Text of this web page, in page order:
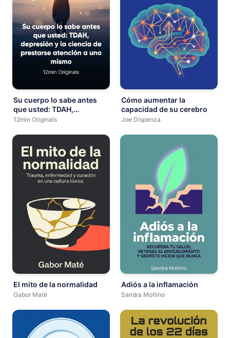
Su cuerpo lo sabe antes
que usted: TDAH,
depresión y la ciencia de
mismo
12min Originals
Cómo aumentar la
capacidad de su cerebro
Joe Dispenza
El mito de la normalidad
Gabor Maté
Adiós a la inflamación
Sandra Moñino